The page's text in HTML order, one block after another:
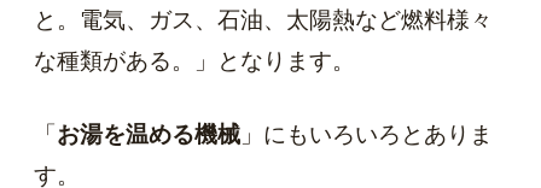
と。電気、ガス、石油、太陽熱など燃料様々
な種類がある。」となります。
「お湯を温める機械」にもいろいろとありま
す。